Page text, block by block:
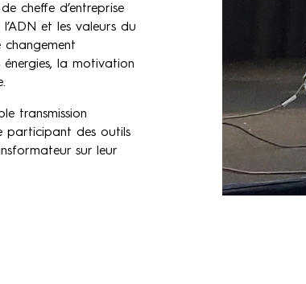
cheffe d’entreprise
et les valeurs du
changement
énergies, la motivation
transmission
participant des outils
sur leur